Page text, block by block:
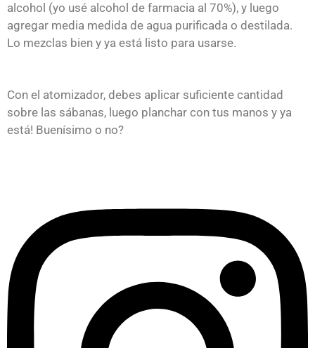
alcohol (yo usé alcohol de farmacia al 70%), y luego
agregar media medida de agua purificada o destilada.
Lo mezclas bien y ya está listo para usarse.
Con el atomizador, debes aplicar suficiente cantidad
sobre las sábanas, luego planchar con tus manos y ya
está! Buenísimo o no?